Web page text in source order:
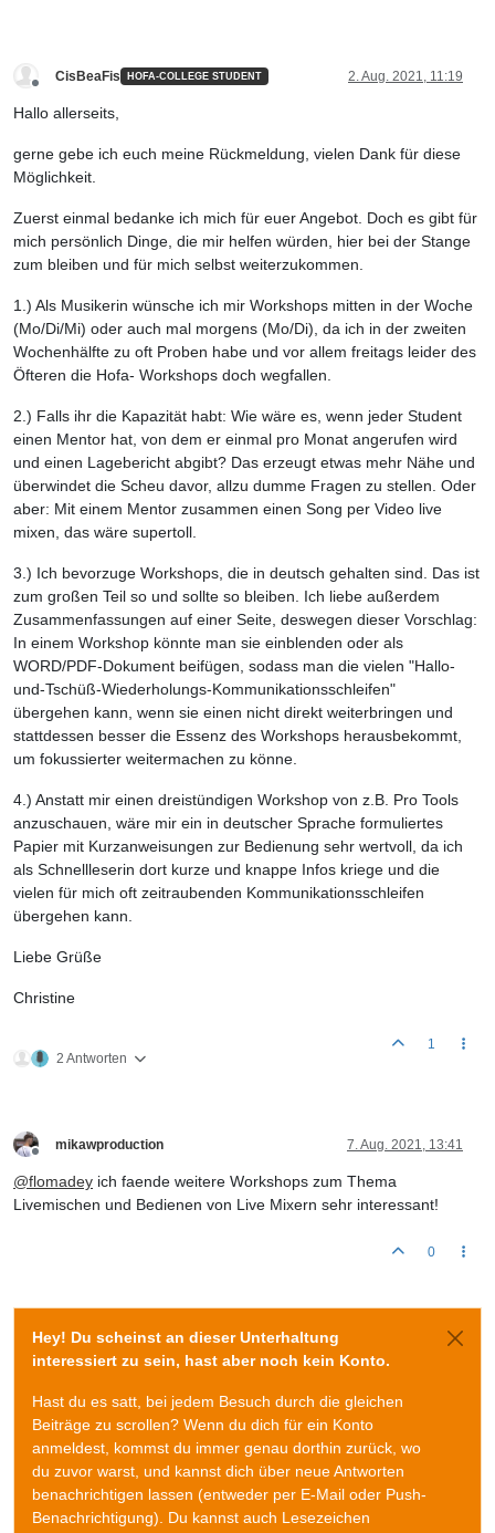
CisBeaFis HOFA-COLLEGE STUDENT 2. Aug. 2021, 11:19
Hallo allerseits,
gerne gebe ich euch meine Rückmeldung, vielen Dank für diese
Möglichkeit.
Zuerst einmal bedanke ich mich für euer Angebot. Doch es gibt für
mich persönlich Dinge, die mir helfen würden, hier bei der Stange
zum bleiben und für mich selbst weiterzukommen.
1.) Als Musikerin wünsche ich mir Workshops mitten in der Woche
(Mo/Di/Mi) oder auch mal morgens (Mo/Di), da ich in der zweiten
Wochenhälfte zu oft Proben habe und vor allem freitags leider des
Öfteren die Hofa- Workshops doch wegfallen.
2.) Falls ihr die Kapazität habt: Wie wäre es, wenn jeder Student
einen Mentor hat, von dem er einmal pro Monat angerufen wird
und einen Lagebericht abgibt? Das erzeugt etwas mehr Nähe und
überwindet die Scheu davor, allzu dumme Fragen zu stellen. Oder
aber: Mit einem Mentor zusammen einen Song per Video live
mixen, das wäre supertoll.
3.) Ich bevorzuge Workshops, die in deutsch gehalten sind. Das ist
zum großen Teil so und sollte so bleiben. Ich liebe außerdem
Zusammenfassungen auf einer Seite, deswegen dieser Vorschlag:
In einem Workshop könnte man sie einblenden oder als
WORD/PDF-Dokument beifügen, sodass man die vielen "Hallo-
und-Tschüß-Wiederholungs-Kommunikationsschleifen"
übergehen kann, wenn sie einen nicht direkt weiterbringen und
stattdessen besser die Essenz des Workshops herausbekommt,
um fokussierter weitermachen zu könne.
4.) Anstatt mir einen dreistündigen Workshop von z.B. Pro Tools
anzuschauen, wäre mir ein in deutscher Sprache formuliertes
Papier mit Kurzanweisungen zur Bedienung sehr wertvoll, da ich
als Schnellleserin dort kurze und knappe Infos kriege und die
vielen für mich oft zeitraubenden Kommunikationsschleifen
übergehen kann.
Liebe Grüße
Christine
2 Antworten
1
mikawproduction 7. Aug. 2021, 13:41
@flomadey ich faende weitere Workshops zum Thema
Livemischen und Bedienen von Live Mixern sehr interessant!
0
Hey! Du scheinst an dieser Unterhaltung
interessiert zu sein, hast aber noch kein Konto.
Hast du es satt, bei jedem Besuch durch die gleichen
Beiträge zu scrollen? Wenn du dich für ein Konto
anmeldest, kommst du immer genau dorthin zurück, wo
du zuvor warst, und kannst dich über neue Antworten
benachrichtigen lassen (entweder per E-Mail oder Push-
Benachrichtigung). Du kannst auch Lesezeichen